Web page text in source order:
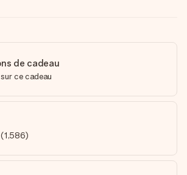
de cadeau
ce cadeau
(1,586)